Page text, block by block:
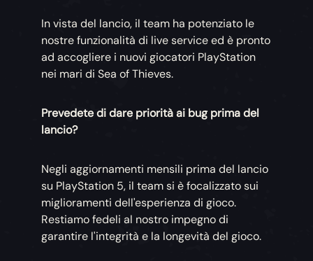
In vista del lancio, il team ha potenziato le
nostre funzionalità di live service ed è pronto
ad accogliere i nuovi giocatori PlayStation
nei mari di Sea of Thieves.
Prevedete di dare priorità ai bug prima del
lancio?
Negli aggiornamenti mensili prima del lancio
su PlayStation 5, il team si è focalizzato sui
miglioramenti dell'esperienza di gioco.
Restiamo fedeli al nostro impegno di
garantire l'integrità e la longevità del gioco.